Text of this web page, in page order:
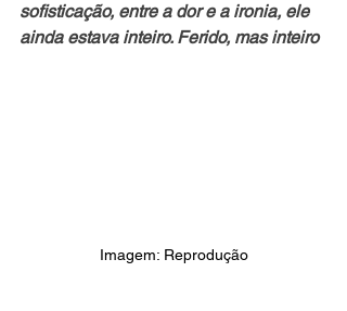
sofisticação, entre a dor e a ironia, ele
ainda estava inteiro. Ferido, mas inteiro
Imagem: Reprodução